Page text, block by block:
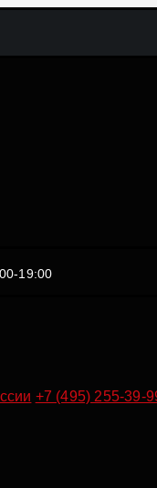
19:00
+7 (495) 255-39-